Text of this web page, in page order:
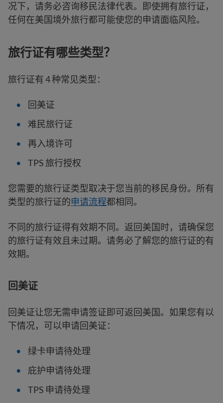
况下，请务必咨询移民法律代表。即使拥有旅行证，
任何在美国境外旅行都可能使您的申请面临风险。
旅行证有哪些类型？
旅行证有 4 种常见类型：
回美证
难民旅行证
再入境许可
TPS 旅行授权
您需要的旅行证类型取决于您当前的移民身份。所有
类型的旅行证的申请流程都相同。
不同的旅行证得有效期不同。返回美国时，请确保您
的旅行证有效且未过期。请务必了解您的旅行证的有
效期。
回美证
回美证让您无需申请签证即可返回美国。如果您有以
下情况，可以申请回美证：
绿卡申请待处理
庇护申请待处理
TPS 申请待处理